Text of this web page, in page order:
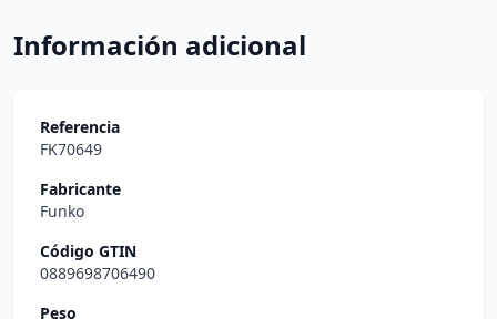
Información adicional
Referencia
FK70649
Fabricante
Funko
Código GTIN
0889698706490
Peso